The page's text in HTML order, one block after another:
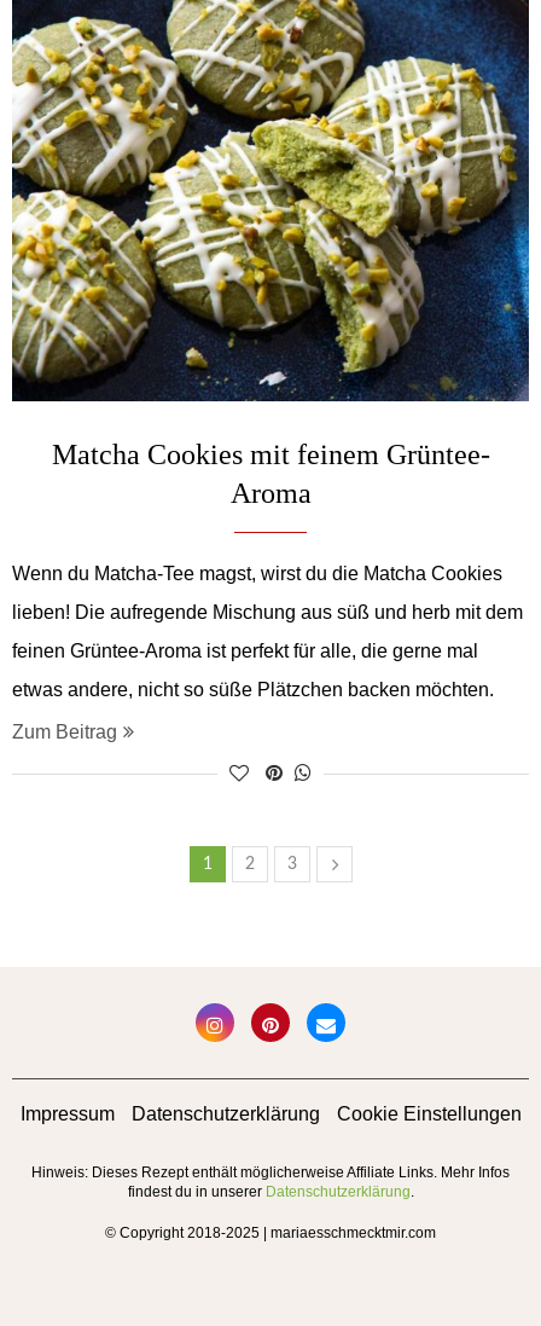
Matcha Cookies mit feinem Grüntee-
Aroma
Wenn du Matcha-Tee magst, wirst du die Matcha Cookies
lieben! Die aufregende Mischung aus süß und herb mit dem
feinen Grüntee-Aroma ist perfekt für alle, die gerne mal
etwas andere, nicht so süße Plätzchen backen möchten.
Zum Beitrag
1 2 3
Impressum Datenschutzerklärung Cookie Einstellungen
Hinweis: Dieses Rezept enthält möglicherweise Affiliate Links. Mehr Infos
findest du in unserer Datenschutzerklärung.
© Copyright 2018-2025 | mariaesschmecktmir.com